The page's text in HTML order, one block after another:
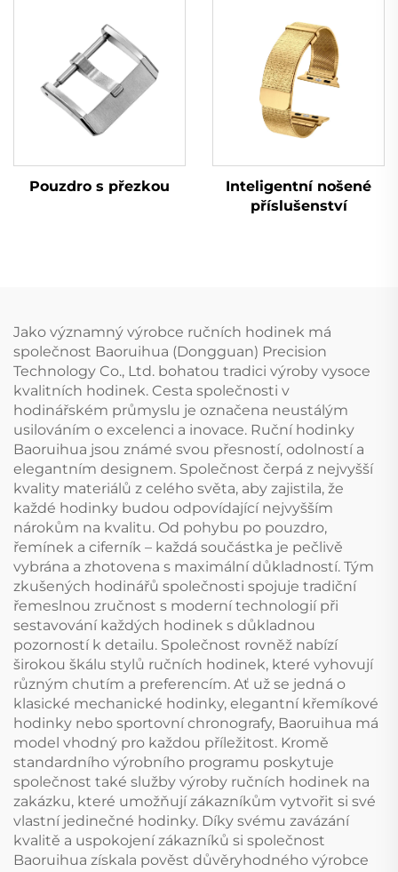
Pouzdro s přezkou
Inteligentní nošené
příslušenství
Jako významný výrobce ručních hodinek má
společnost Baoruihua (Dongguan) Precision
Technology Co., Ltd. bohatou tradici výroby vysoce
kvalitních hodinek. Cesta společnosti v
hodinářském průmyslu je označena neustálým
usilováním o excelenci a inovace. Ruční hodinky
Baoruihua jsou známé svou přesností, odolností a
elegantním designem. Společnost čerpá z nejvyšší
kvality materiálů z celého světa, aby zajistila, že
každé hodinky budou odpovídající nejvyšším
nárokům na kvalitu. Od pohybu po pouzdro,
řemínek a ciferník – každá součástka je pečlivě
vybrána a zhotovena s maximální důkladností. Tým
zkušených hodinářů společnosti spojuje tradiční
řemeslnou zručnost s moderní technologií při
sestavování každých hodinek s důkladnou
pozorností k detailu. Společnost rovněž nabízí
širokou škálu stylů ručních hodinek, které vyhovují
různým chutím a preferencím. Ať už se jedná o
klasické mechanické hodinky, elegantní křemíkové
hodinky nebo sportovní chronografy, Baoruihua má
model vhodný pro každou příležitost. Kromě
standardního výrobního programu poskytuje
společnost také služby výroby ručních hodinek na
zakázku, které umožňují zákazníkům vytvořit si své
vlastní jedinečné hodinky. Díky svému zavázání
kvalitě a uspokojení zákazníků si společnost
Baoruihua získala pověst důvěryhodného výrobce